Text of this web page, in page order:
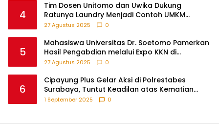
4
Tim Dosen Unitomo dan Uwika Dukung
Ratunya Laundry Menjadi Contoh UMKM
Berbasis Teknologi
27 Agustus 2025 0
5
Mahasiswa Universitas Dr. Soetomo Pamerkan
Hasil Pengabdian melalui Expo KKN di
Krejengan, Probolinggo
27 Agustus 2025 0
6
Cipayung Plus Gelar Aksi di Polrestabes
Surabaya, Tuntut Keadilan atas Kematian
Pengemudi Ojek Online dan Tindakan Represif
1 September 2025 0